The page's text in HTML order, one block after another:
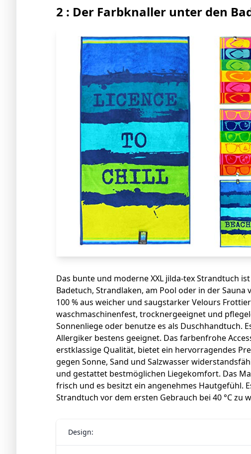
2 : Der Farbknaller unter den
Das bunte und moderne XXL jilda-tex Strandtuch
Badetuch, Strandlaken, am Pool oder in der Sauna
100 % aus weicher und saugstarker Velours
waschmaschinenfest, trocknergeeignet und
Sonnenliege oder benutze es als Duschhandtuch.
Allergiker bestens geeignet. Das farbenfrohe
erstklassige Qualität, bietet ein hervorragendes
gegen Sonne, Sand und Salzwasser
und gestattet bestmöglichen Liegekomfort. Das
frisch und es besitzt ein angenehmes Hautgefühl.
Strandtuch vor dem ersten Gebrauch bei 40 °C zu
Design: